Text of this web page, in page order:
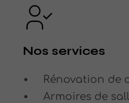
Nos services
Rénovation de
Armoires de